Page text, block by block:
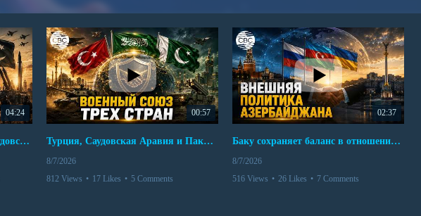
04:24
Что означает союз Турции, Саудовской Аравии и Пакистана?
00:57
Турция, Саудовская Аравия и Пакистан подписали соглашение о совместной обороне
8/7/2026
812 Views • 17 Likes • 5 Comments
02:37
Баку сохраняет баланс в отношениях с Москвой и Киевом
8/7/2026
516 Views • 26 Likes • 7 Comments